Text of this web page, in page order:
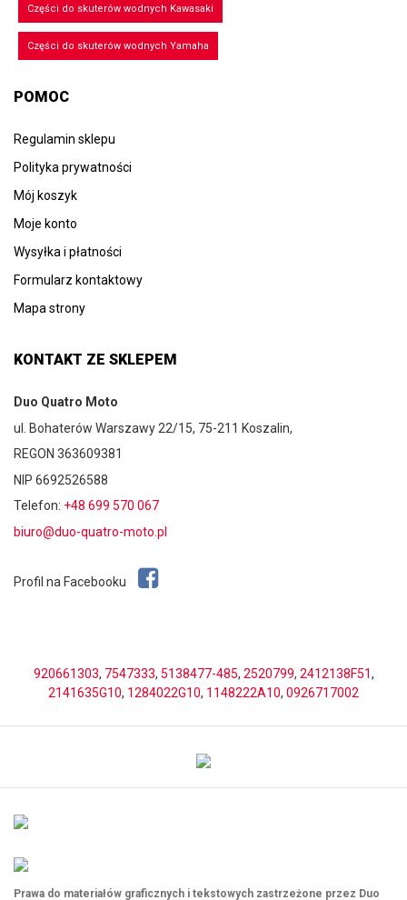
Części do skuterów wodnych Kawasaki
Części do skuterów wodnych Yamaha
POMOC
Regulamin sklepu
Polityka prywatności
Mój koszyk
Moje konto
Wysyłka i płatności
Formularz kontaktowy
Mapa strony
KONTAKT ZE SKLEPEM
Duo Quatro Moto
ul. Bohaterów Warszawy 22/15, 75-211 Koszalin,
REGON 363609381
NIP 6692526588
Telefon: +48 699 570 067
biuro@duo-quatro-moto.pl
Profil na Facebooku
920661303, 7547333, 5138477-485, 2520799, 2412138F51,
2141635G10, 1284022G10, 1148222A10, 0926717002
Prawa do materiałów graficznych i tekstowych zastrzeżone przez Duo